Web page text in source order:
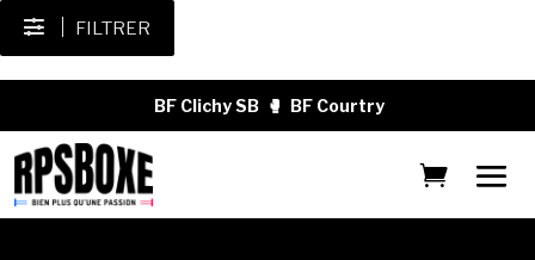
FILTRER
BF Clichy SB 🥊 BF Courtry